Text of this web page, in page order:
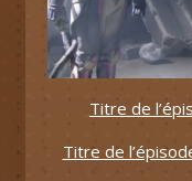
Titre de
Titre de